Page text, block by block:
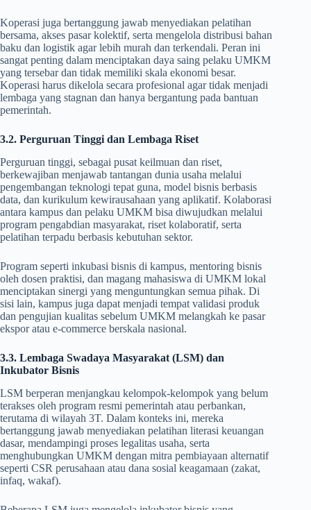
Koperasi juga bertanggung jawab menyediakan pelatihan
bersama, akses pasar kolektif, serta mengelola distribusi bahan
baku dan logistik agar lebih murah dan terkendali. Peran ini
sangat penting dalam menciptakan daya saing pelaku UMKM
yang tersebar dan tidak memiliki skala ekonomi besar.
Koperasi harus dikelola secara profesional agar tidak menjadi
lembaga yang stagnan dan hanya bergantung pada bantuan
pemerintah.
3.2. Perguruan Tinggi dan Lembaga Riset
Perguruan tinggi, sebagai pusat keilmuan dan riset,
berkewajiban menjawab tantangan dunia usaha melalui
pengembangan teknologi tepat guna, model bisnis berbasis
data, dan kurikulum kewirausahaan yang aplikatif. Kolaborasi
antara kampus dan pelaku UMKM bisa diwujudkan melalui
program pengabdian masyarakat, riset kolaboratif, serta
pelatihan terpadu berbasis kebutuhan sektor.
Program seperti inkubasi bisnis di kampus, mentoring bisnis
oleh dosen praktisi, dan magang mahasiswa di UMKM lokal
menciptakan sinergi yang menguntungkan semua pihak. Di
sisi lain, kampus juga dapat menjadi tempat validasi produk
dan pengujian kualitas sebelum UMKM melangkah ke pasar
ekspor atau e-commerce berskala nasional.
3.3. Lembaga Swadaya Masyarakat (LSM) dan
Inkubator Bisnis
LSM berperan menjangkau kelompok-kelompok yang belum
terakses oleh program resmi pemerintah atau perbankan,
terutama di wilayah 3T. Dalam konteks ini, mereka
bertanggung jawab menyediakan pelatihan literasi keuangan
dasar, mendampingi proses legalitas usaha, serta
menghubungkan UMKM dengan mitra pembiayaan alternatif
seperti CSR perusahaan atau dana sosial keagamaan (zakat,
infaq, wakaf).